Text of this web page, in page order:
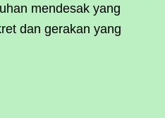
mendesak yang
dan gerakan yang